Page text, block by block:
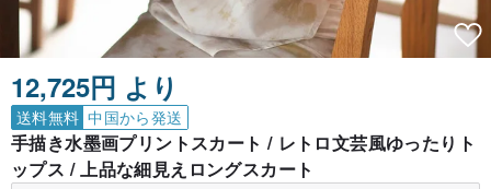
12,725円 より
送料無料 中国から発送
手描き水墨画プリントスカート / レトロ文芸風ゆったりト
ップス / 上品な細見えロングスカート